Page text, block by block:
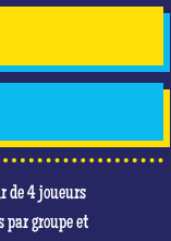
de 4 joueurs
par groupe et